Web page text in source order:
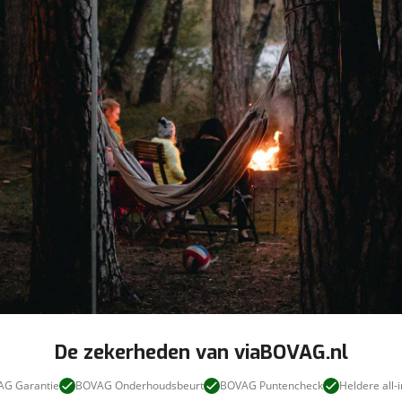
veilig en
vertrouwd
De zekerheden van viaBOVAG.nl
Garantie BOVAG Onderhoudsbeurt BOVAG Puntencheck Heldere all-